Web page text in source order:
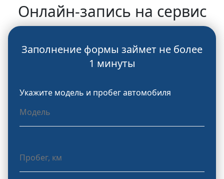
Онлайн-запись на сервис
Заполнение формы займет не более
1 минуты
Укажите модель и пробег автомобиля